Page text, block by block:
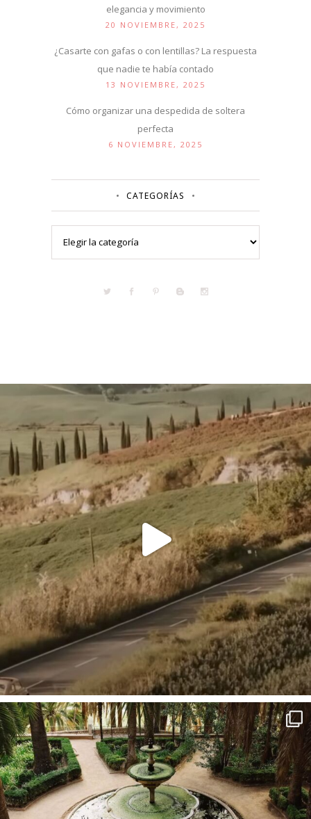
elegancia y movimiento
20 NOVIEMBRE, 2025
¿Casarte con gafas o con lentillas? La respuesta
que nadie te había contado
13 NOVIEMBRE, 2025
Cómo organizar una despedida de soltera
perfecta
6 NOVIEMBRE, 2025
CATEGORÍAS